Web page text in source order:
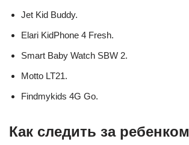
Jet Kid Buddy.
Elari KidPhone 4 Fresh.
Smart Baby Watch SBW 2.
Motto LT21.
Findmykids 4G Go.
Как следить за ребенком